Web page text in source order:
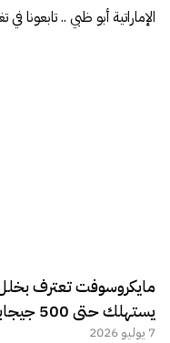
الإماراتية أبو ظبي .. تابعونا
يستهلك حتى 500 جيجابايت
7 يوليو 2026